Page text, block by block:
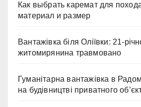
Как выбрать каремат для
материал и размер
Вантажівка біля Оліївки: 21-
житомирянина травмовано
Гуманітарна вантажівка в
на будівництві приватного